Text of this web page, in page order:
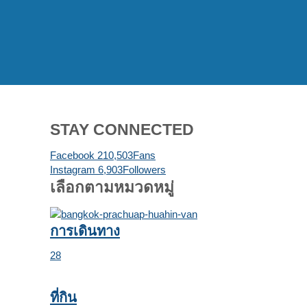
STAY CONNECTED
Facebook 210,503Fans
Instagram 6,903Followers
เลือกตามหมวดหมู่
การเดินทาง
28
ที่กิน